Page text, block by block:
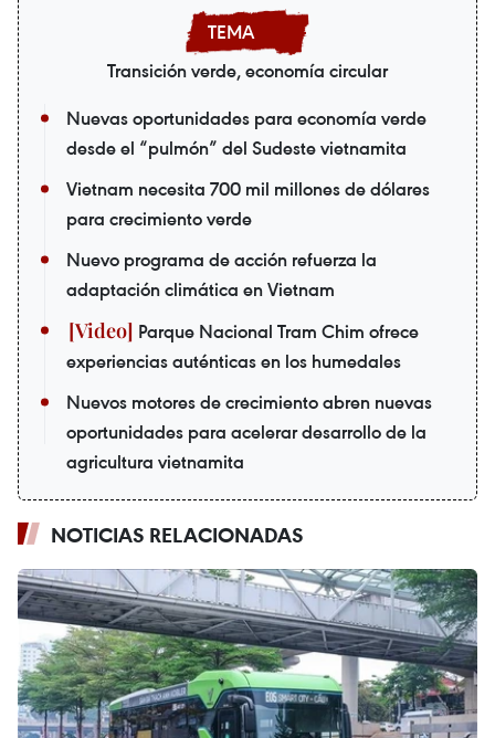
Transición verde, economía circular
Nuevas oportunidades para economía verde
desde el “pulmón” del Sudeste vietnamita
Vietnam necesita 700 mil millones de dólares
para crecimiento verde
Nuevo programa de acción refuerza la
adaptación climática en Vietnam
Parque Nacional Tram Chim ofrece
experiencias auténticas en los humedales
Nuevos motores de crecimiento abren nuevas
oportunidades para acelerar desarrollo de la
agricultura vietnamita
NOTICIAS RELACIONADAS